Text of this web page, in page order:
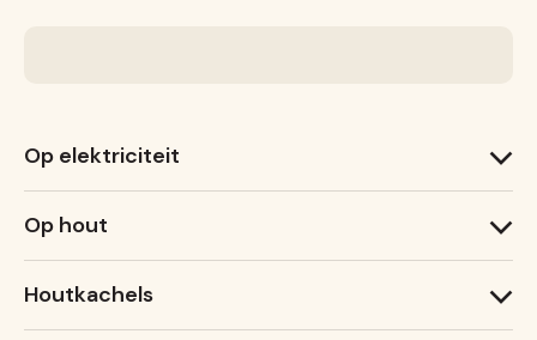
Op elektriciteit
1000 X
Op hout
Ironheart
Houtkachels